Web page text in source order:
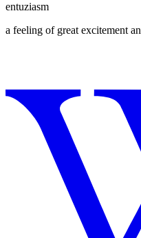
entuziasm
a feeling of great excitement